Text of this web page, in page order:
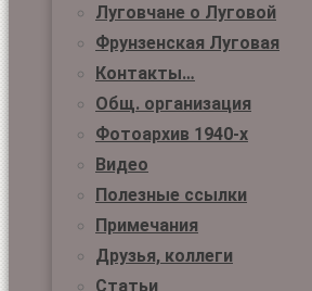
Луговчане о Луговой
Фрунзенская Луговая
Контакты…
Общ. организация
Фотоархив 1940-х
Видео
Полезные ссылки
Примечания
Друзья, коллеги
Статьи